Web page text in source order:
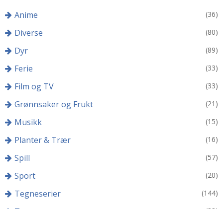
Anime (36)
Diverse (80)
Dyr (89)
Ferie (33)
Film og TV (33)
Grønnsaker og Frukt (21)
Musikk (15)
Planter & Trær (16)
Spill (57)
Sport (20)
Tegneserier (144)